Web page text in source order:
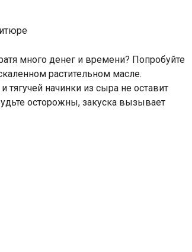
много денег и времени? Попробуйте
растительном масле.
тягучей начинки из сыра не оставит
осторожны, закуска вызывает